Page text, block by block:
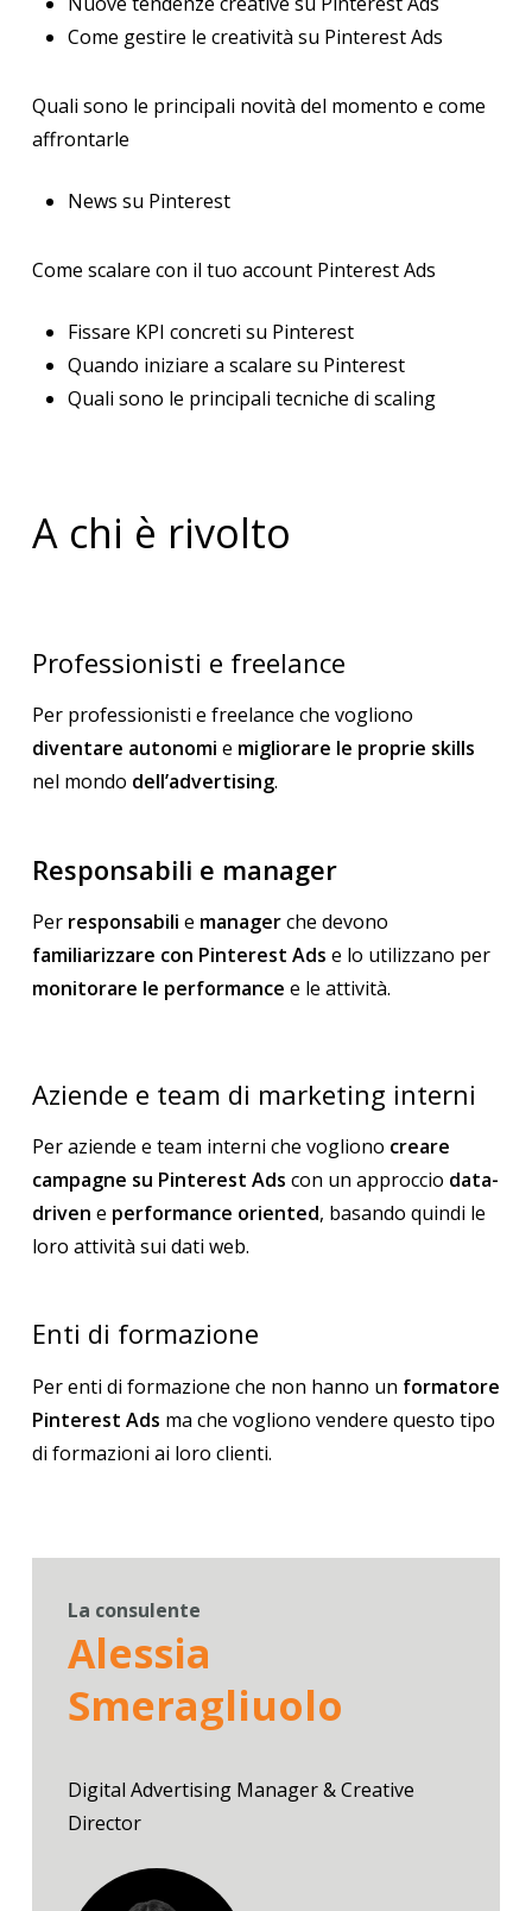
Come gestire le creatività su Pinterest Ads
Quali sono le principali novità del momento e come
affrontarle
News su Pinterest
Come scalare con il tuo account Pinterest Ads
Fissare KPI concreti su Pinterest
Quando iniziare a scalare su Pinterest
Quali sono le principali tecniche di scaling
A chi è rivolto
Professionisti e freelance
Per professionisti e freelance che vogliono
diventare autonomi e migliorare le proprie skills
nel mondo dell’advertising.
Responsabili e manager
Per responsabili e managerche devono
familiarizzare con Pinterest Ads e lo utilizzano per
monitorare le performance e le attività.
Aziende e team di marketing interni
Per aziende e team interni che vogliono creare
campagne su Pinterest Ads con un approccio data-
driven e performance oriented, basando quindi le
loro attività sui dati web.
Enti di formazione
Per enti di formazione che non hanno un formatore
Pinterest Ads ma che vogliono vendere questo tipo
di formazioni ai loro clienti.
La consulente
Alessia
Smeragliuolo
Digital Advertising Manager & Creative
Director